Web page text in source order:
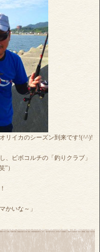
リイカのシーズン到来です!(^^)!
、ビボコルチの「釣りクラブ」
）
かいな～」